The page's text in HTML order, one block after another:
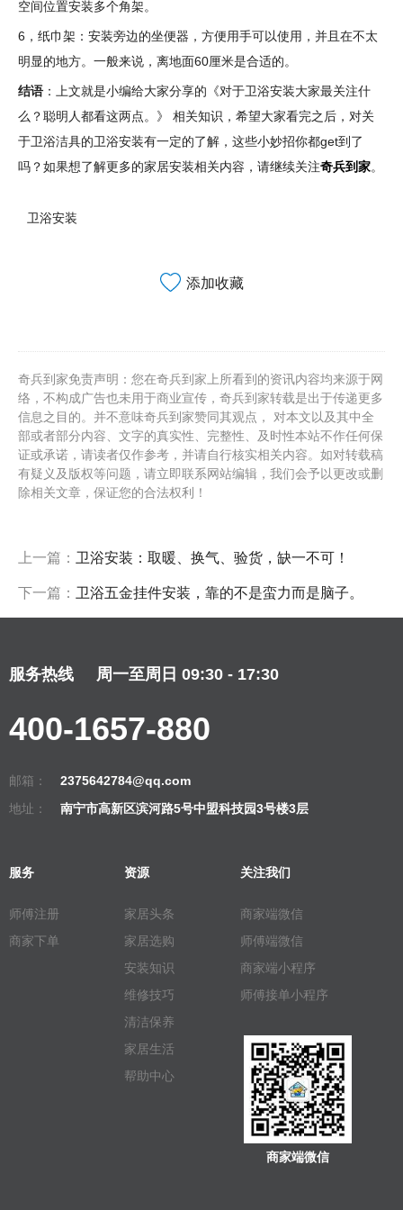
空间位置安装多个角架。
6，纸巾架：安装旁边的坐便器，方便用手可以使用，并且在不太
明显的地方。一般来说，离地面60厘米是合适的。
结语 ：上文就是小编给大家分享的《对于卫浴安装大家最关注什
么？聪明人都看这两点。》 相关知识，希望大家看完之后，对关
于卫浴洁具的卫浴安装有一定的了解，这些小妙招你都get到了
吗？如果想了解更多的家居安装相关内容，请继续关注奇兵到家。
卫浴安装
添加收藏
奇兵到家免责声明：您在奇兵到家上所看到的资讯内容均来源于网
络，不构成广告也未用于商业宣传，奇兵到家转载是出于传递更多
信息之目的。并不意味奇兵到家赞同其观点， 对本文以及其中全
部或者部分内容、文字的真实性、完整性、及时性本站不作任何保
证或承诺，请读者仅作参考，并请自行核实相关内容。如对转载稿
有疑义及版权等问题，请立即联系网站编辑，我们会予以更改或删
除相关文章，保证您的合法权利！
上一篇： 卫浴安装：取暖、换气、验货，缺一不可！
下一篇： 卫浴五金挂件安装，靠的不是蛮力而是脑子。
服务热线 周一至周日 09:30 - 17:30
400-1657-880
邮箱：
2375642784@qq.com
地址：
南宁市高新区滨河路5号中盟科技园3号楼3层
服务
师傅注册
商家下单
资源
家居头条
家居选购
安装知识
维修技巧
清洁保养
家居生活
帮助中心
关注我们
商家端微信
师傅端微信
商家端小程序
师傅接单小程序
商家端微信